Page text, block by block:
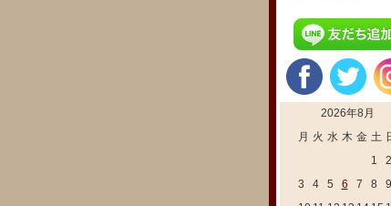
2026年8月
月 火 水 木 金 土
1
2
3
4 5 6 7 8
9